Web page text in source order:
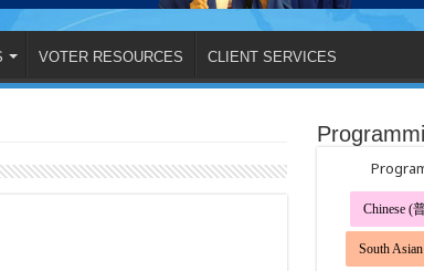
VOTER RESOURCES CLIENT SERVICES
Chinese (
South Asian